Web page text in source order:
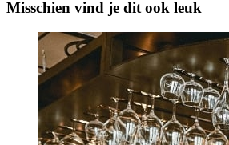
Misschien vind je dit ook leuk